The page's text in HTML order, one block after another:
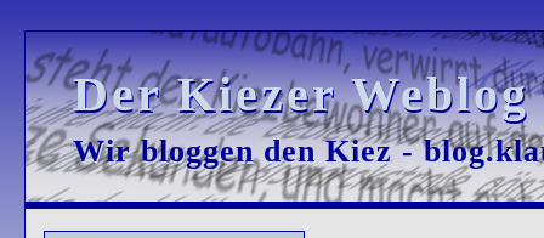
Der Kiezer
Der Kiezer
Wir bloggen den Kiez -
Wir bloggen den Kiez -